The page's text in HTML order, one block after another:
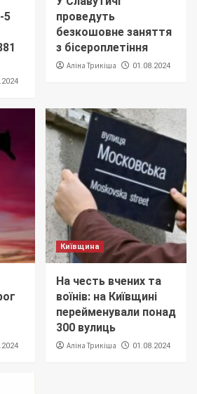
5
проведуть
безкошовне заняття
з бісероплетіння
Аліна Трикіша 01.08.2024
Київщина
На честь вчених та
воїнів: на Київщині
перейменували понад
300 вулиць
Аліна Трикіша 01.08.2024